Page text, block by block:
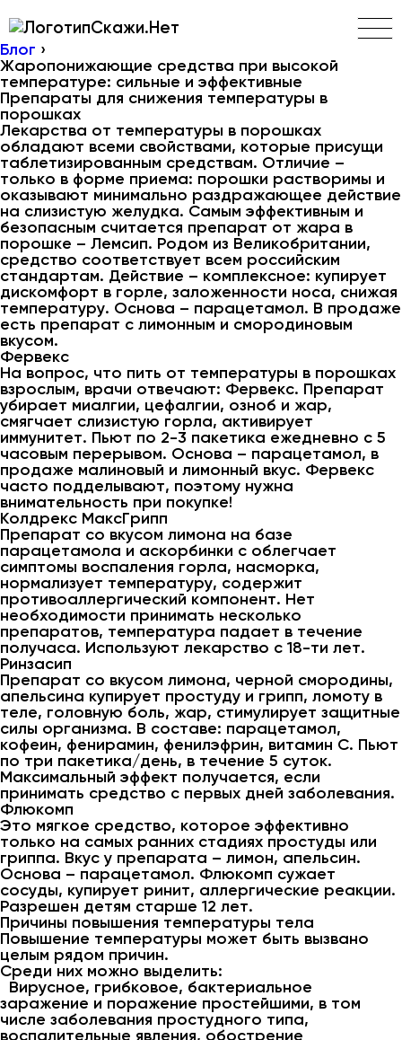
Скажи.Нет
Блог ›
Жаропонижающие средства при высокой
температуре: сильные и эффективные
Препараты для снижения температуры в
порошках
Лекарства от температуры в порошках
обладают всеми свойствами, которые присущи
таблетизированным средствам. Отличие –
только в форме приема: порошки растворимы и
оказывают минимально раздражающее действие
на слизистую желудка. Самым эффективным и
безопасным считается препарат от жара в
порошке – Лемсип. Родом из Великобритании,
средство соответствует всем российским
стандартам. Действие – комплексное: купирует
дискомфорт в горле, заложенности носа, снижая
температуру. Основа – парацетамол. В продаже
есть препарат с лимонным и смородиновым
вкусом.
Фервекс
На вопрос, что пить от температуры в порошках
взрослым, врачи отвечают: Фервекс. Препарат
убирает миалгии, цефалгии, озноб и жар,
смягчает слизистую горла, активирует
иммунитет. Пьют по 2-3 пакетика ежедневно с 5
часовым перерывом. Основа – парацетамол, в
продаже малиновый и лимонный вкус. Фервекс
часто подделывают, поэтому нужна
внимательность при покупке!
Колдрекс МаксГрипп
Препарат со вкусом лимона на базе
парацетамола и аскорбинки с облегчает
симптомы воспаления горла, насморка,
нормализует температуру, содержит
противоаллергический компонент. Нет
необходимости принимать несколько
препаратов, температура падает в течение
получаса. Используют лекарство с 18-ти лет.
Ринзасип
Препарат со вкусом лимона, черной смородины,
апельсина купирует простуду и грипп, ломоту в
теле, головную боль, жар, стимулирует защитные
силы организма. В составе: парацетамол,
кофеин, фенирамин, фенилэфрин, витамин С. Пьют
по три пакетика/день, в течение 5 суток.
Максимальный эффект получается, если
принимать средство с первых дней заболевания.
Флюкомп
Это мягкое средство, которое эффективно
только на самых ранних стадиях простуды или
гриппа. Вкус у препарата – лимон, апельсин.
Основа – парацетамол. Флюкомп сужает
сосуды, купирует ринит, аллергические реакции.
Разрешен детям старше 12 лет.
Причины повышения температуры тела
Повышение температуры может быть вызвано
целым рядом причин.
Среди них можно выделить:
Вирусное, грибковое, бактериальное
заражение и поражение простейшими, в том
числе заболевания простудного типа,
воспалительные явления, обострение